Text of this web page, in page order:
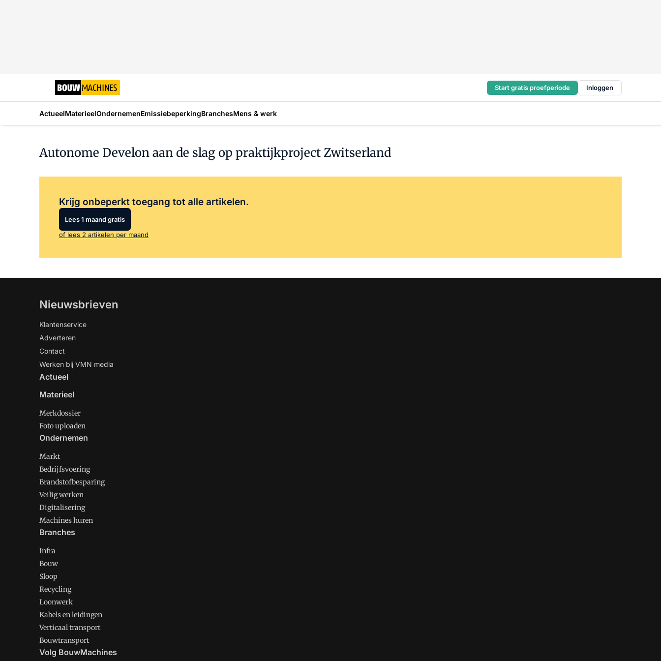
Start gratis proefperiode Inloggen
ActueelMaterieelOndernemenEmissiebeperkingBranchesMens & werk
Autonome Develon aan de slag op praktijkproject Zwitserland
Krijg onbeperkt toegang tot alle artikelen.
Lees 1 maand gratis
of lees 2 artikelen per maand
Nieuwsbrieven
Klantenservice
Adverteren
Contact
Werken bij VMN media
Actueel
Materieel
Merkdossier
Foto uploaden
Ondernemen
Markt
Bedrijfsvoering
Brandstofbesparing
Veilig werken
Digitalisering
Machines huren
Branches
Infra
Bouw
Sloop
Recycling
Loonwerk
Kabels en leidingen
Verticaal transport
Bouwtransport
Volg BouwMachines